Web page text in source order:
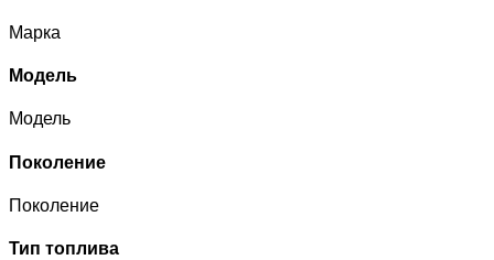
Марка
Модель
Модель
Поколение
Поколение
Тип топлива